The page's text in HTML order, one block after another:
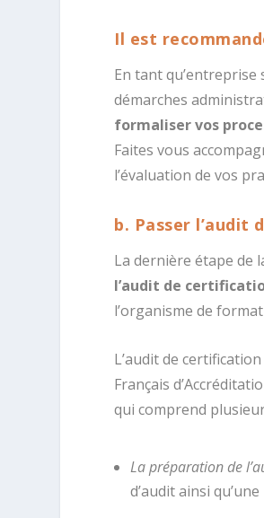
Il est
En tant qu’entreprise
démarches
formaliser vos
Faites vous
l’évaluation de vos
b. Passer l’audit
La dernière étape de
l’audit de
l’organisme de
L’audit de
Français
qui comprend
La préparation de
d’audit ainsi